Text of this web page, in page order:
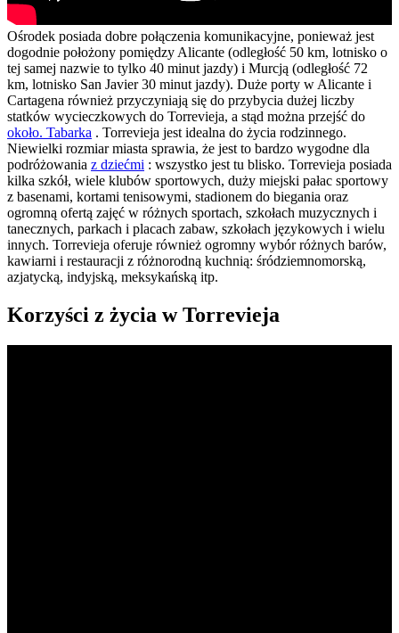
Ośrodek posiada dobre połączenia komunikacyjne, ponieważ jest
dogodnie położony pomiędzy Alicante (odległość 50 km, lotnisko o
tej samej nazwie to tylko 40 minut jazdy) i Murcją (odległość 72
km, lotnisko San Javier 30 minut jazdy). Duże porty w Alicante i
Cartagena również przyczyniają się do przybycia dużej liczby
statków wycieczkowych do Torrevieja, a stąd można przejść do
około. Tabarka . Torrevieja jest idealna do życia rodzinnego.
Niewielki rozmiar miasta sprawia, że jest to bardzo wygodne dla
podróżowania z dziećmi : wszystko jest tu blisko. Torrevieja posiada
kilka szkół, wiele klubów sportowych, duży miejski pałac sportowy
z basenami, kortami tenisowymi, stadionem do biegania oraz
ogromną ofertą zajęć w różnych sportach, szkołach muzycznych i
tanecznych, parkach i placach zabaw, szkołach językowych i wielu
innych. Torrevieja oferuje również ogromny wybór różnych barów,
kawiarni i restauracji z różnorodną kuchnią: śródziemnomorską,
azjatycką, indyjską, meksykańską itp.
Korzyści z życia w Torrevieja